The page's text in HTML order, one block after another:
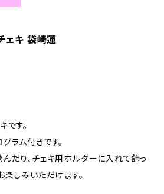
ェキ 袋崎蓮
です。
ラム付きです。
だり、チェキ用ホルダーに入れて飾っ
楽しみいただけます。